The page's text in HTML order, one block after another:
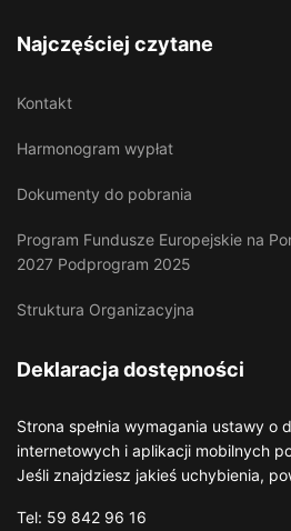
Najczęściej czytane
Kontakt
Harmonogram wypłat
Dokumenty do pobrania
Program Fundusze Europejskie na
2027 Podprogram 2025
Struktura Organizacyjna
Deklaracja dostępności
Strona spełnia wymagania ustawy o
internetowych i aplikacji mobilnych
Jeśli znajdziesz jakieś uchybienia,
Tel: 59 842 96 16